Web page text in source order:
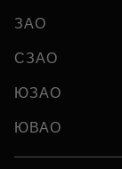
ЗАО
СЗАО
ЮЗАО
ЮВАО